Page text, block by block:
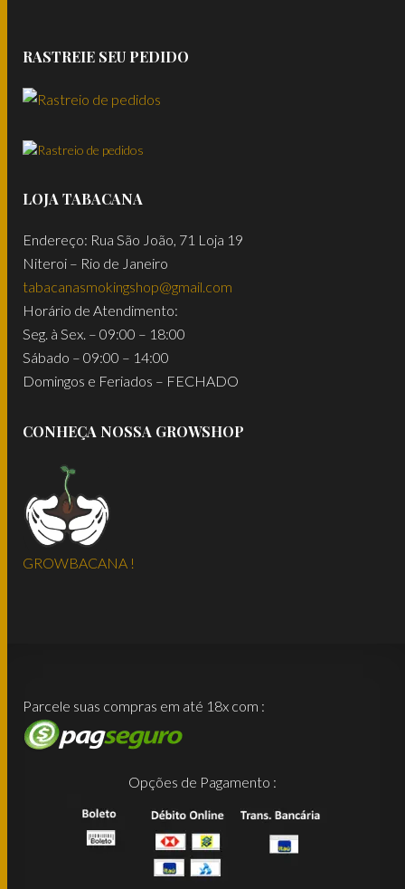
RASTREIE SEU PEDIDO
LOJA TABACANA
Endereço: Rua São João, 71 Loja 19
Niteroi – Rio de Janeiro
tabacanasmokingshop@gmail.com
Horário de Atendimento:
Seg. à Sex. – 09:00 – 18:00
Sábado – 09:00 – 14:00
Domingos e Feriados – FECHADO
CONHEÇA NOSSA GROWSHOP
GROWBACANA !
Parcele suas compras em até 18x com :
Opções de Pagamento :